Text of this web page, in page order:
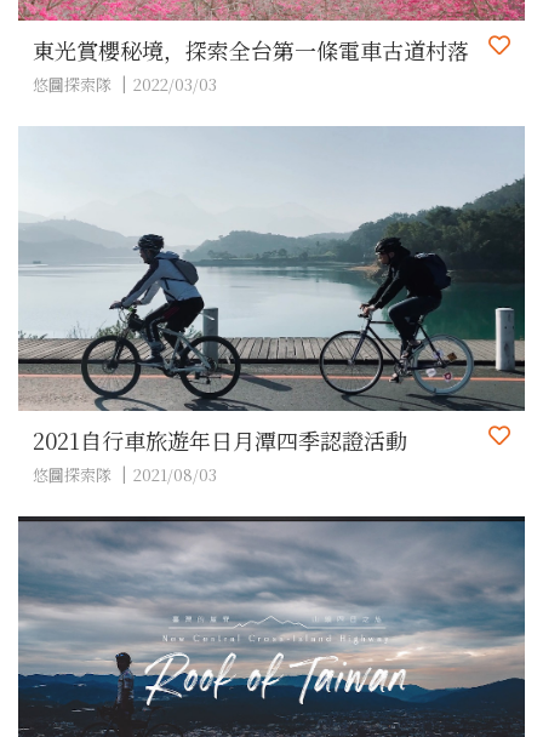
東光賞櫻秘境，探索全台第一條電車古道村落
悠圖探索隊 2022/03/03
2021自行車旅遊年日月潭四季認證活動
悠圖探索隊 2021/08/03